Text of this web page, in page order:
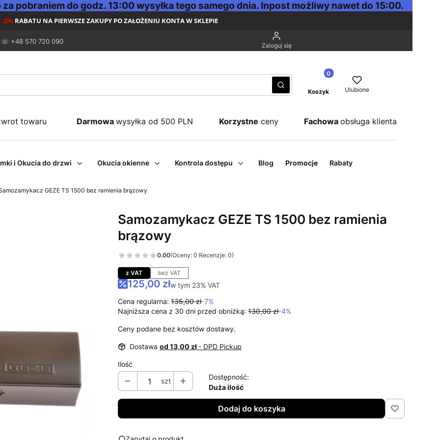
pobraniem do godz. 13:00 wysyłka tego samego dnia. Inpost możliwy nawet do 15:00.
-2% RABATU NA PIERWSZE ZAKUPY PO ZAŁOŻENIU KONTA W SKLEPIE
☏ +48 570 720 090 Zaloguj się
WyczyśćSzukaj
Produkty w koszyku: 0. Zobacz
Koszyk Ulubione
towaru Darmowa wysyłka od 500 PLN Korzystne ceny Fachowa obsługa klienta
i Okucia do drzwi Okucia okienne Kontrola dostępu Blog Promocje Rabaty
GEZE TS 1500 bez ramienia brązowy
Samozamykacz GEZE TS 1500 bez ramienia
brązowy
0.00(Oceny: 0 Recenzje: 0)
Przejdź do sekcji Opinie
z VAT bez VAT
125,00 złw tym 23% VAT
w tym 23% VAT
Cena regularna: 135,00 zł-7%
Najniższa cena z 30 dni przed obniżką: 130,00 zł-4%
Ceny podane bez kosztów dostawy.
Dostawa od 13,00 zł - DPD Pickup
Ilość
szt
Dostępność:
Duża ilość
Dodaj do koszyka